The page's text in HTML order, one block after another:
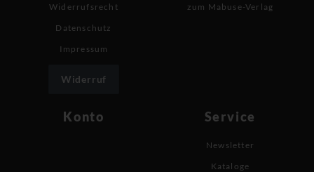
Widerrufsrecht
Datenschutz
Impressum
Widerruf
zum Mabuse-Verlag
Konto Service
Newsletter
Kataloge